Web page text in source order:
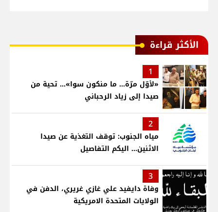
الأكثر قراءة
1
«لأوّل مرّة… ما منكون سوا»… تحية من
صيدا إلى زياد الرحباني
2
مياه الجنوب: توقف التغذية عن صيدا
الاثنين... اليكم التفاصيل
3
وفاة دايفيد علي غازي غريري، الدفن في
الولايات المتحدة الامريكية